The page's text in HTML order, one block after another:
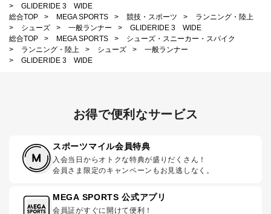
>
GLIDERIDE 3 WIDE
総合TOP
> MEGA SPORTS > 競技・スポーツ >
ランニング・陸上
>
シューズ > 一般ランナー >
GLIDERIDE 3 WIDE
総合TOP
> MEGA SPORTS >
シューズ・スニーカー・スパイク
>
ランニング・陸上 > シューズ >
一般ランナー
>
GLIDERIDE 3 WIDE
お得で便利なサービス
スポーツマイル会員特典
入会当日からオトクな特典が盛りだくさん！
会員さま限定のキャンペーンもお見逃しなく。
MEGA SPORTS 公式アプリ
会員証がすぐに開けて便利！